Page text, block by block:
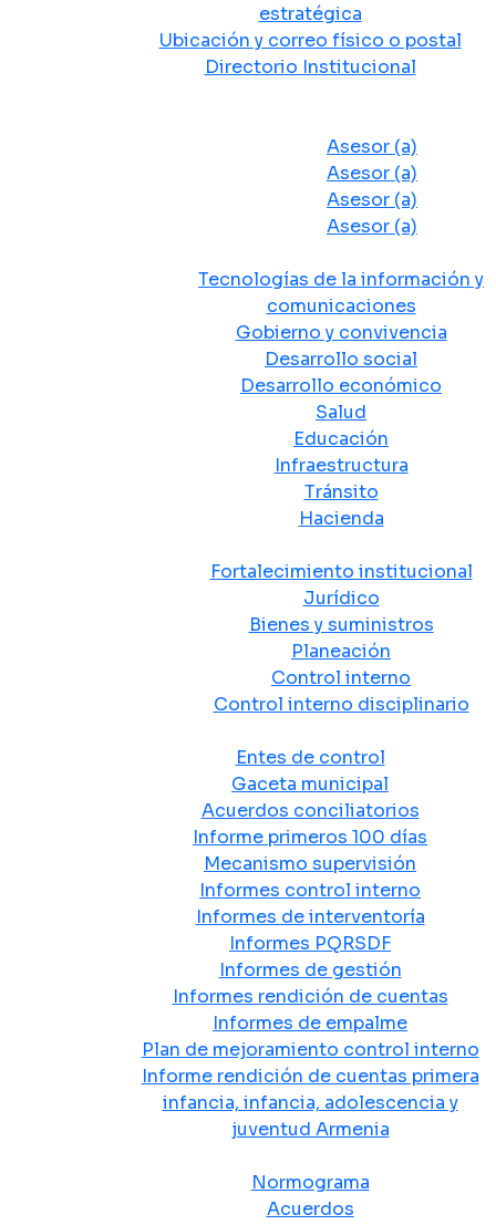
estratégica
Ubicación y correo físico o postal
Directorio Institucional
Asesor (a)
Asesor (a)
Asesor (a)
Asesor (a)
Tecnologías de la información y
comunicaciones
Gobierno y convivencia
Desarrollo social
Desarrollo económico
Salud
Educación
Infraestructura
Tránsito
Hacienda
Fortalecimiento institucional
Jurídico
Bienes y suministros
Planeación
Control interno
Control interno disciplinario
Entes de control
Gaceta municipal
Acuerdos conciliatorios
Informe primeros 100 días
Mecanismo supervisión
Informes control interno
Informes de interventoría
Informes PQRSDF
Informes de gestión
Informes rendición de cuentas
Informes de empalme
Plan de mejoramiento control interno
Informe rendición de cuentas primera
infancia, infancia, adolescencia y
juventud Armenia
Normograma
Acuerdos